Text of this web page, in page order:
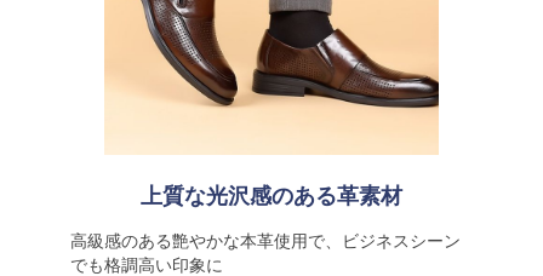
上質な光沢感のある革素材
高級感のある艶やかな本革使用で、ビジネスシーン
でも格調高い印象に